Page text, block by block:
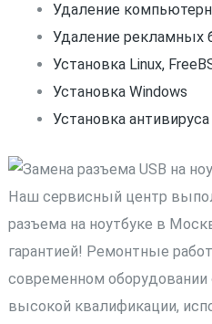
Удаление
Удаление рекламных
Установка Linux,
Установка Windows
Установка
Наш сервисный центр
разъема на ноутбуке в
гарантией! Ремонтные
современном
высокой квалификации,